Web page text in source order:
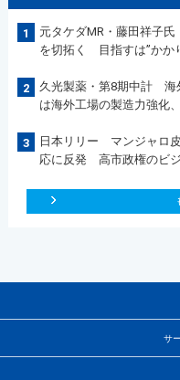
1
元タケダMR・藤田祥子
を切拓く 目指すは”かか
2
久光製薬・第8期中計 海
は海外工場の製造力強化
3
日本リリー マンジャロ
応に反発 高市政権のビ
サ